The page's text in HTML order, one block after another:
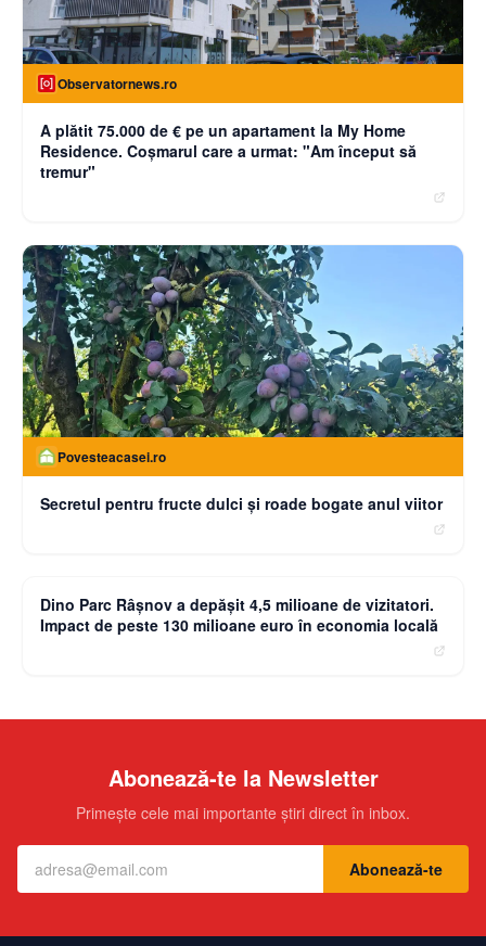
Observatornews.ro
A plătit 75.000 de € pe un apartament la My Home
Residence. Coşmarul care a urmat: "Am început să
tremur"
Povesteacasei.ro
Secretul pentru fructe dulci și roade bogate anul viitor
Dino Parc Râșnov a depășit 4,5 milioane de vizitatori.
Impact de peste 130 milioane euro în economia locală
Abonează-te la Newsletter
Primește cele mai importante știri direct în inbox.
Abonează-te